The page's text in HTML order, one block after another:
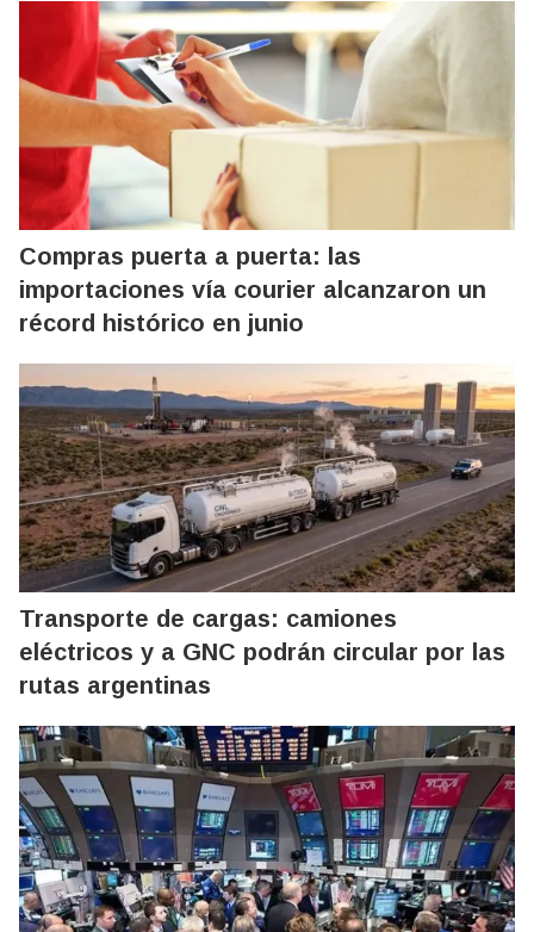
Compras puerta a puerta: las
importaciones vía courier alcanzaron un
récord histórico en junio
Transporte de cargas: camiones
eléctricos y a GNC podrán circular por las
rutas argentinas